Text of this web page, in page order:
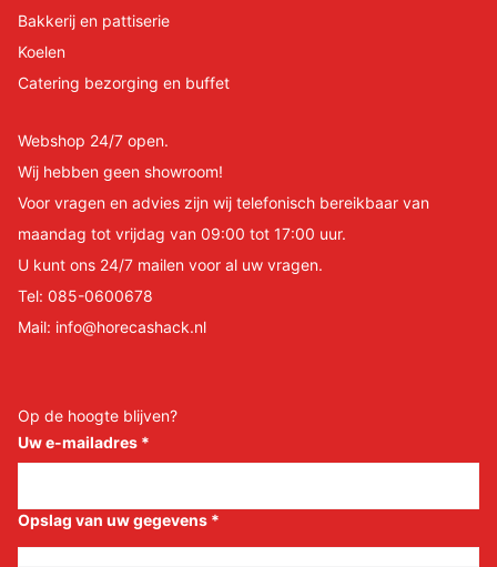
Bakkerij en pattiserie
Koelen
Catering bezorging en buffet
Webshop 24/7 open.
Wij hebben geen showroom!
Voor vragen en advies zijn wij telefonisch bereikbaar van
maandag tot vrijdag van 09:00 tot 17:00 uur.
U kunt ons 24/7 mailen voor al uw vragen.
Tel: 085-0600678
Mail: info@horecashack.nl
Op de hoogte blijven?
Uw e-mailadres *
Opslag van uw gegevens *